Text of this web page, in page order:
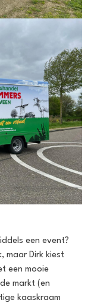
een event?
maar Dirk kiest
een mooie
markt (en
kaaskraam